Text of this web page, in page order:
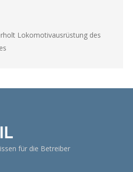
Lokomotivausrüstung des
für die Betreiber